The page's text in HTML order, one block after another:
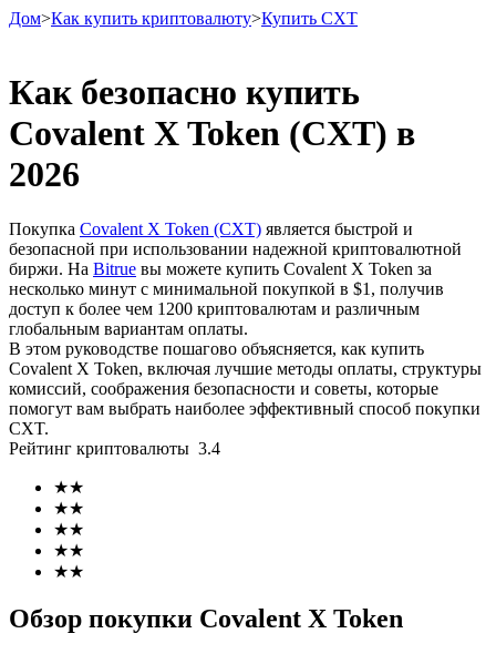
Фьючерсы
USDT-фьючерсы
Фьючерсы с использованием USDT в качестве
обеспечения
Фьючерсы на COIN-M
Дом>Как купить криптовалюту>Купить CXT
Как безопасно купить
Covalent X Token (CXT) в
2026
Покупка Covalent X Token (CXT) является быстрой и
безопасной при использовании надежной криптовалютной
биржи. На Bitrue вы можете купить Covalent X Token за
несколько минут с минимальной покупкой в ​​$1, получив
доступ к более чем 1200 криптовалютам и различным
глобальным вариантам оплаты.
В этом руководстве пошагово объясняется, как купить
Covalent X Token, включая лучшие методы оплаты, структуры
комиссий, соображения безопасности и советы, которые
помогут вам выбрать наиболее эффективный способ покупки
CXT.
Рейтинг криптовалюты 3.4
★★
★★
★★
★★
★★
Обзор покупки Covalent X Token